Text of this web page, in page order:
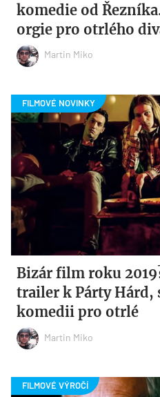
komedie od
orgie pro otrlého
Martin Miko
Bizár film roku
trailer k Párty Hárd,
komedii pro otrlé
Martin Miko